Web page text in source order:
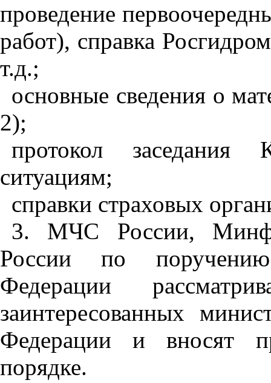
проведение
работ), справка
т.д.;
основные сведения о
2);
протокол заседания
ситуациям;
справки страховых
3. МЧС России,
России по поручению
Федерации
заинтересованных
Федерации и вносят
порядке.